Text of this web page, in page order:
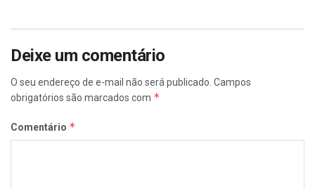
Deixe um comentário
O seu endereço de e-mail não será publicado. Campos
obrigatórios são marcados com *
Comentário *